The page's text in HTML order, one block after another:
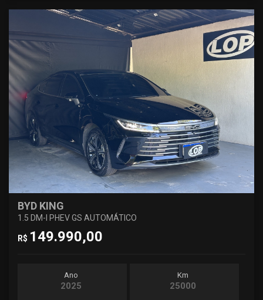
BYD KING
1.5 DM-I PHEV GS AUTOMÁTICO
R$ 149.990,00
Ano
2025
Km
25000